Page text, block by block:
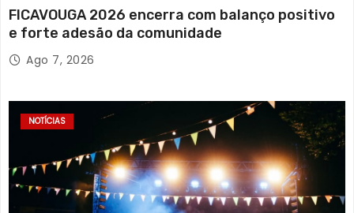
FICAVOUGA 2026 encerra com balanço positivo
e forte adesão da comunidade
Ago 7, 2026
NOTÍCIAS